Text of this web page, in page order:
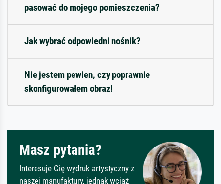
pasować do mojego pomieszczenia?
Jak wybrać odpowiedni nośnik?
Nie jestem pewien, czy poprawnie
skonfigurowałem obraz!
Masz pytania?
Interesuje Cię wydruk artystyczny z
naszej manufaktury, jednak wciąż